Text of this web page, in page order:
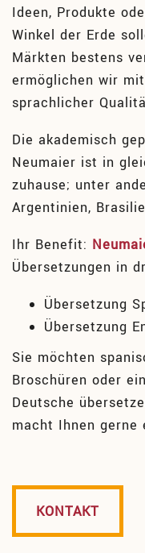
Ideen, Produkte
Winkel der Erde
Märkten bestens
ermöglichen wir
sprachlicher
Die akademisch
Neumaier ist in
zuhause; unter
Argentinien,
Ihr Benefit:
Übersetzungen in
Übersetzung
Übersetzung
Sie möchten
Broschüren oder
Deutsche
macht Ihnen gerne
KONTAKT